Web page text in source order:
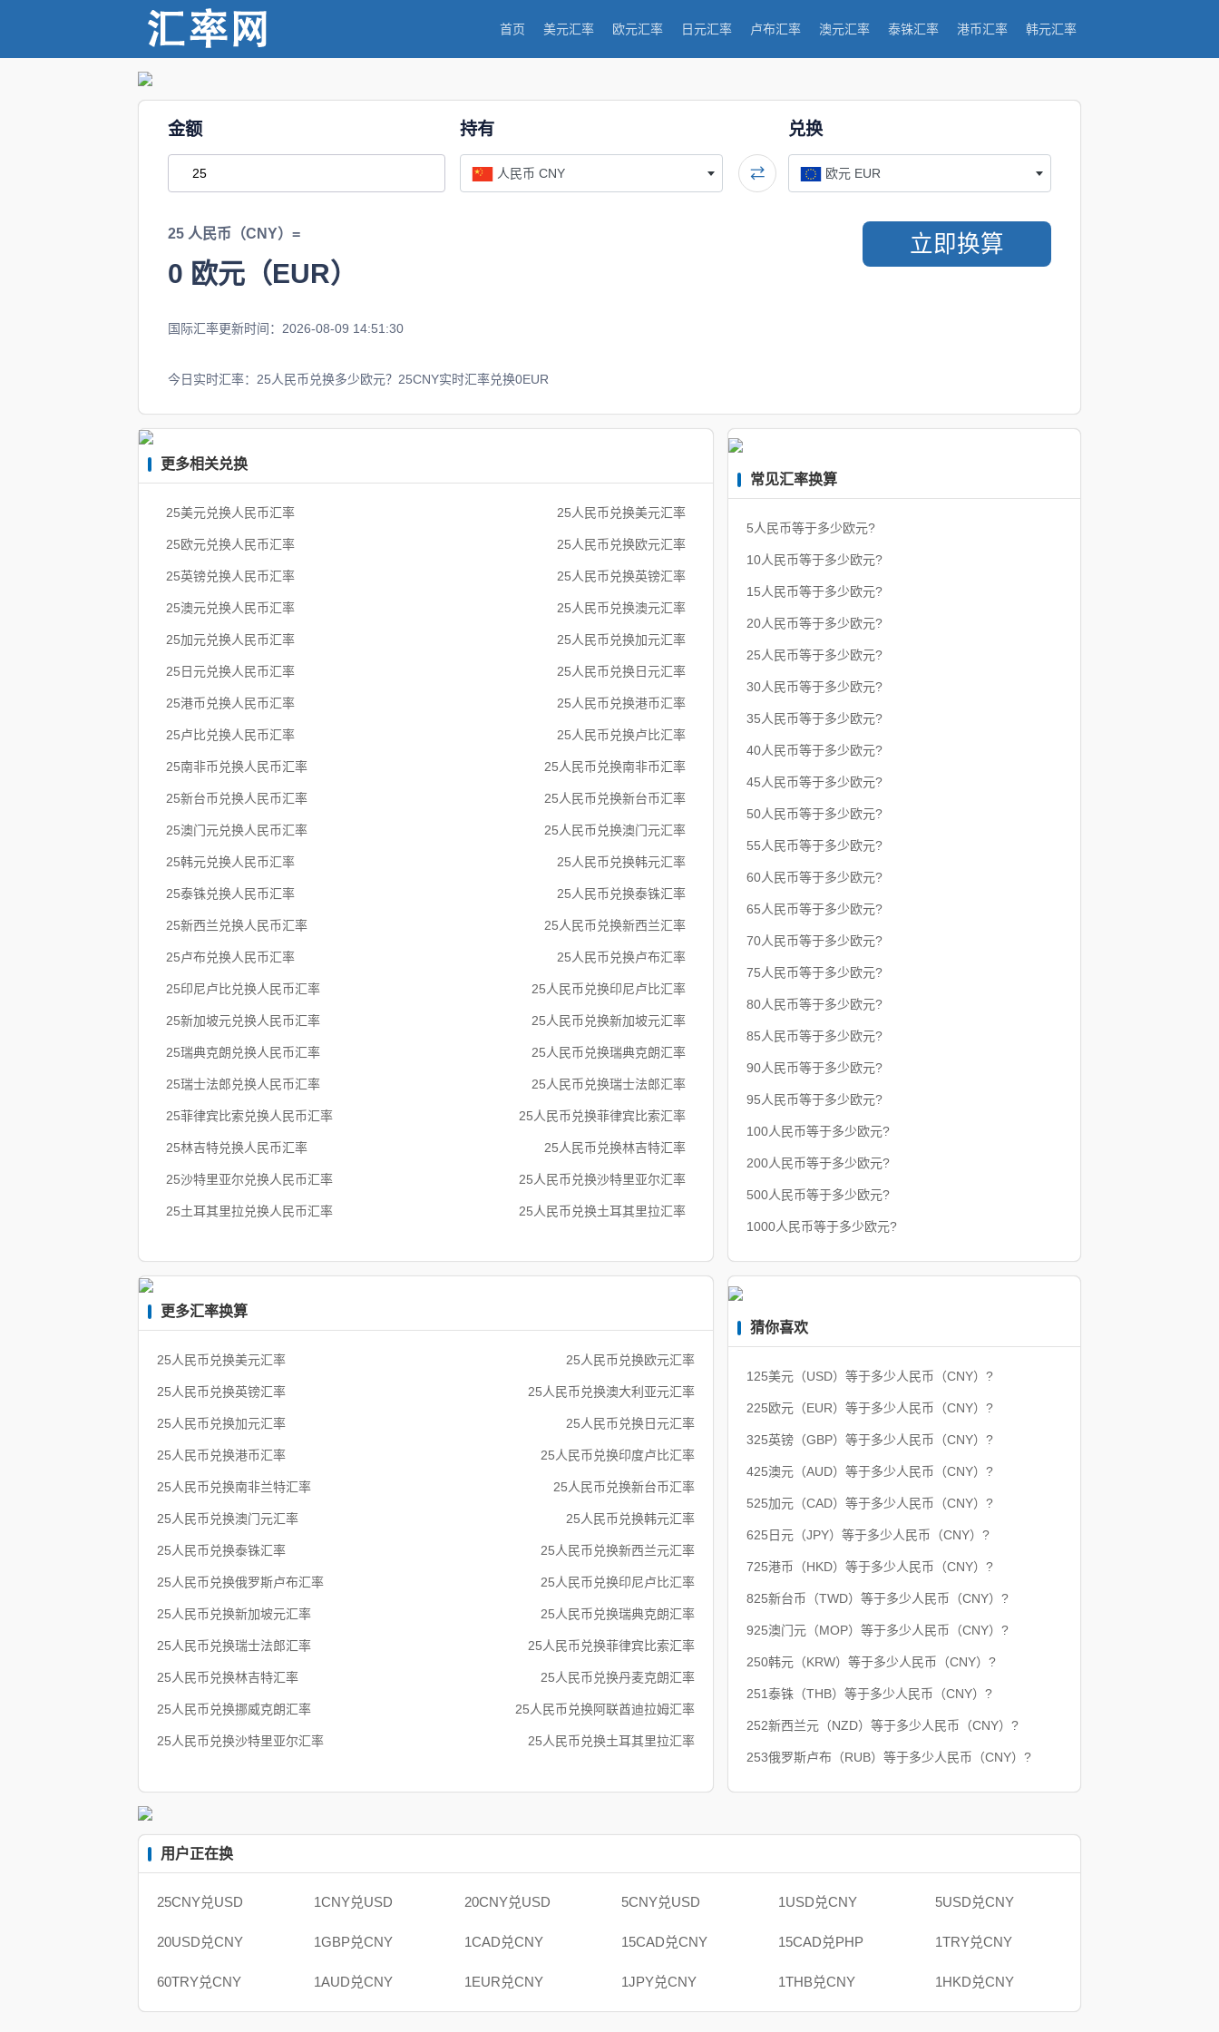
首页 美元汇率 欧元汇率 日元汇率 卢布汇率 澳元汇率 泰铢汇率 港币汇率 韩元汇率
金额 持有
人民币 CNY
兑换
欧元 EUR
立即换算
25 人民币（CNY）=
0 欧元（EUR）
国际汇率更新时间：2026-08-09 14:51:30
今日实时汇率：25人民币兑换多少欧元？25CNY实时汇率兑换0EUR
更多相关兑换
25美元兑换人民币汇率 25人民币兑换美元汇率
25欧元兑换人民币汇率 25人民币兑换欧元汇率
25英镑兑换人民币汇率 25人民币兑换英镑汇率
25澳元兑换人民币汇率 25人民币兑换澳元汇率
25加元兑换人民币汇率 25人民币兑换加元汇率
25日元兑换人民币汇率 25人民币兑换日元汇率
25港币兑换人民币汇率 25人民币兑换港币汇率
25卢比兑换人民币汇率 25人民币兑换卢比汇率
25南非币兑换人民币汇率 25人民币兑换南非币汇率
25新台币兑换人民币汇率 25人民币兑换新台币汇率
25澳门元兑换人民币汇率 25人民币兑换澳门元汇率
25韩元兑换人民币汇率 25人民币兑换韩元汇率
25泰铢兑换人民币汇率 25人民币兑换泰铢汇率
25新西兰兑换人民币汇率 25人民币兑换新西兰汇率
25卢布兑换人民币汇率 25人民币兑换卢布汇率
25印尼卢比兑换人民币汇率 25人民币兑换印尼卢比汇率
25新加坡元兑换人民币汇率 25人民币兑换新加坡元汇率
25瑞典克朗兑换人民币汇率 25人民币兑换瑞典克朗汇率
25瑞士法郎兑换人民币汇率 25人民币兑换瑞士法郎汇率
25菲律宾比索兑换人民币汇率 25人民币兑换菲律宾比索汇率
25林吉特兑换人民币汇率 25人民币兑换林吉特汇率
25沙特里亚尔兑换人民币汇率 25人民币兑换沙特里亚尔汇率
25土耳其里拉兑换人民币汇率 25人民币兑换土耳其里拉汇率
常见汇率换算
5人民币等于多少欧元?
10人民币等于多少欧元?
15人民币等于多少欧元?
20人民币等于多少欧元?
25人民币等于多少欧元?
30人民币等于多少欧元?
35人民币等于多少欧元?
40人民币等于多少欧元?
45人民币等于多少欧元?
50人民币等于多少欧元?
55人民币等于多少欧元?
60人民币等于多少欧元?
65人民币等于多少欧元?
70人民币等于多少欧元?
75人民币等于多少欧元?
80人民币等于多少欧元?
85人民币等于多少欧元?
90人民币等于多少欧元?
95人民币等于多少欧元?
100人民币等于多少欧元?
200人民币等于多少欧元?
500人民币等于多少欧元?
1000人民币等于多少欧元?
更多汇率换算
25人民币兑换美元汇率 25人民币兑换欧元汇率
25人民币兑换英镑汇率 25人民币兑换澳大利亚元汇率
25人民币兑换加元汇率 25人民币兑换日元汇率
25人民币兑换港币汇率 25人民币兑换印度卢比汇率
25人民币兑换南非兰特汇率 25人民币兑换新台币汇率
25人民币兑换澳门元汇率 25人民币兑换韩元汇率
25人民币兑换泰铢汇率 25人民币兑换新西兰元汇率
25人民币兑换俄罗斯卢布汇率 25人民币兑换印尼卢比汇率
25人民币兑换新加坡元汇率 25人民币兑换瑞典克朗汇率
25人民币兑换瑞士法郎汇率 25人民币兑换菲律宾比索汇率
25人民币兑换林吉特汇率 25人民币兑换丹麦克朗汇率
25人民币兑换挪威克朗汇率 25人民币兑换阿联酋迪拉姆汇率
25人民币兑换沙特里亚尔汇率 25人民币兑换土耳其里拉汇率
猜你喜欢
125美元（USD）等于多少人民币（CNY）?
225欧元（EUR）等于多少人民币（CNY）?
325英镑（GBP）等于多少人民币（CNY）?
425澳元（AUD）等于多少人民币（CNY）?
525加元（CAD）等于多少人民币（CNY）?
625日元（JPY）等于多少人民币（CNY）?
725港币（HKD）等于多少人民币（CNY）?
825新台币（TWD）等于多少人民币（CNY）?
925澳门元（MOP）等于多少人民币（CNY）?
250韩元（KRW）等于多少人民币（CNY）?
251泰铢（THB）等于多少人民币（CNY）?
252新西兰元（NZD）等于多少人民币（CNY）?
253俄罗斯卢布（RUB）等于多少人民币（CNY）?
用户正在换
25CNY兑USD 1CNY兑USD 20CNY兑USD 5CNY兑USD 1USD兑CNY 5USD兑CNY
20USD兑CNY 1GBP兑CNY 1CAD兑CNY 15CAD兑CNY 15CAD兑PHP 1TRY兑CNY
60TRY兑CNY 1AUD兑CNY 1EUR兑CNY 1JPY兑CNY 1THB兑CNY 1HKD兑CNY